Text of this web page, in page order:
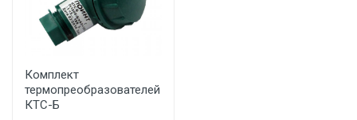
Комплект
термопреобразователей
КТС-Б